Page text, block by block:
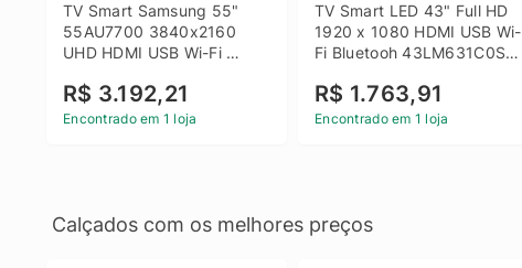
TV Smart Samsung 55"
55AU7700 3840x2160
UHD HDMI USB Wi-Fi
R$ 3.192,21
Encontrado em 1 loja
TV Smart LED 43" Full HD
1920 x 1080 HDMI USB Wi-
Fi Bluetooh 43LM631C0SB
R$ 1.763,91
Encontrado em 1 loja
Calçados com os melhores preços